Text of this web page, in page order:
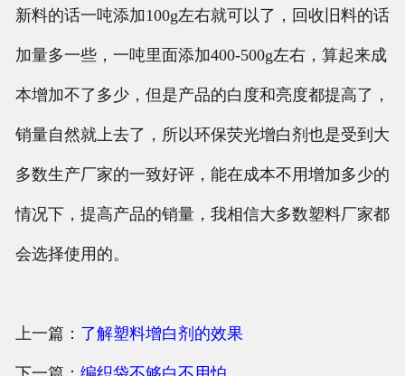
新料的话一吨添加100g左右就可以了，回收旧料的话
加量多一些，一吨里面添加400-500g左右，算起来成
本增加不了多少，但是产品的白度和亮度都提高了，
销量自然就上去了，所以环保荧光增白剂也是受到大
多数生产厂家的一致好评，能在成本不用增加多少的
情况下，提高产品的销量，我相信大多数塑料厂家都
会选择使用的。
上一篇： 了解塑料增白剂的效果